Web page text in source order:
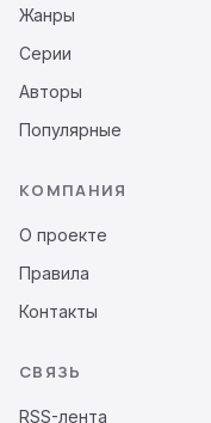
Жанры
Серии
Авторы
Популярные
КОМПАНИЯ
О проекте
Правила
Контакты
СВЯЗЬ
RSS-лента